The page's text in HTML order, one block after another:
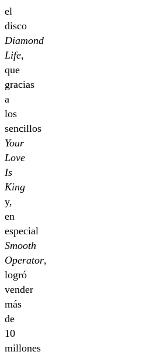
el
disco
Diamond
Life,
que
gracias
a
los
sencillos
Your
Love
Is
King
y,
en
especial
Smooth
Operator,
logró
vender
más
de
10
millones